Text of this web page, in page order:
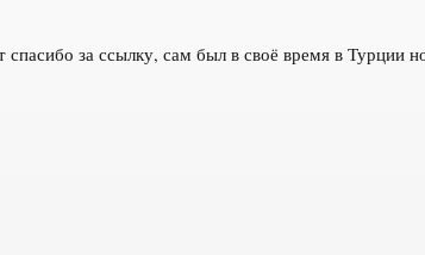
спасибо за ссылку, сам был в своё время в Турции